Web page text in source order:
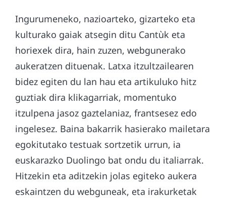
Ingurumeneko, nazioarteko, gizarteko eta
kulturako gaiak atsegin ditu Cantùk eta
horiexek dira, hain zuzen, webgunerako
aukeratzen dituenak. Latxa itzultzailearen
bidez egiten du lan hau eta artikuluko hitz
guztiak dira klikagarriak, momentuko
itzulpena jasoz gaztelaniaz, frantsesez edo
ingelesez. Baina bakarrik hasierako mailetara
egokitutako testuak sortzetik urrun, ia
euskarazko Duolingo bat ondu du italiarrak.
Hitzekin eta aditzekin jolas egiteko aukera
eskaintzen du webguneak, eta irakurketak